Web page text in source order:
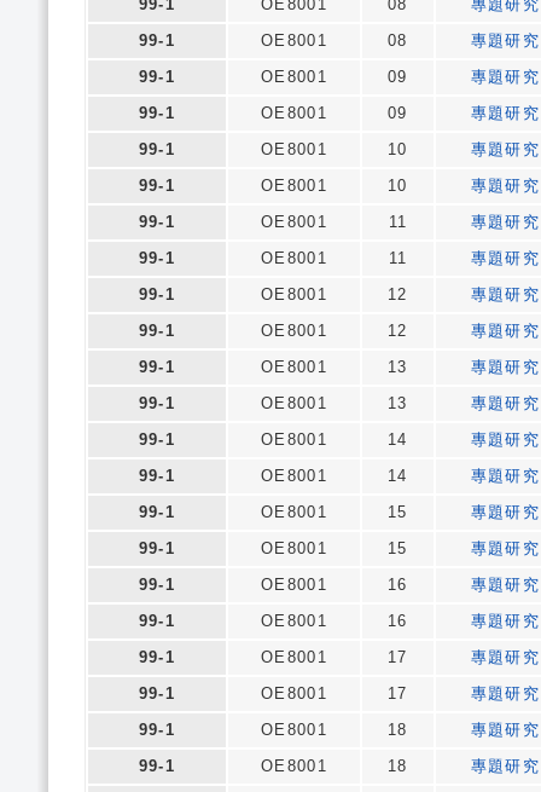
99-1 OE8001 08
專題研究
99-1
OE8001 08
專題研究
99-1
OE8001 09
專題研究
99-1
OE8001 09
專題研究
99-1
OE8001 10
專題研究
99-1
OE8001 10
專題研究
99-1
OE8001 11
專題研究
99-1
OE8001 11
專題研究
99-1
OE8001 12
專題研究
99-1
OE8001 12
專題研究
99-1
OE8001 13
專題研究
99-1
OE8001 13
專題研究
99-1
OE8001 14
專題研究
99-1
OE8001 14
專題研究
99-1
OE8001 15
專題研究
99-1
OE8001 15
專題研究
99-1
OE8001 16
專題研究
99-1
OE8001 16
專題研究
99-1
OE8001 17
專題研究
99-1
OE8001 17
專題研究
99-1
OE8001 18
專題研究
99-1
OE8001 18
專題研究